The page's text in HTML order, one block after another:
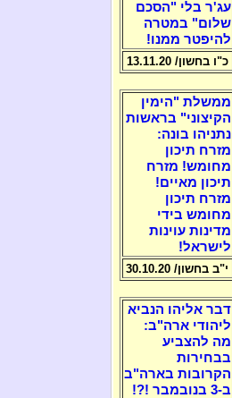
עג'ר בלי "הסכם
שלום" במטרה
להיפטר ממנו!
כ"ו בחשון/ 13.11.20
ממשלת "הימין
הקיצוני" בראשות
נתניהו בונה:
מזרח תיכון
מחומש! מזרח
תיכון מאיים!
מזרח תיכון
מחומש בידי
מדינות עוינות
לישראל!
י"ב בחשון/ 30.10.20
דבר אליהו הנביא
ליהודי ארה"ב:
מה להצביע
בבחירות
הקרובות בארה"ב
ב-3 בנובמבר !?!